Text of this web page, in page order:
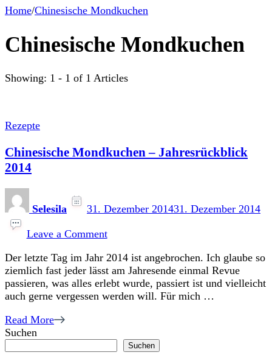
Home/Chinesische Mondkuchen
Chinesische Mondkuchen
Showing: 1 - 1 of 1 Articles
Rezepte
Chinesische Mondkuchen – Jahresrückblick
2014
Selesila 31. Dezember 201431. Dezember 2014
Leave a CommentChinesische
–
Jahresrückblick
2014
Der letzte Tag im Jahr 2014 ist angebrochen. Ich glaube so
ziemlich fast jeder lässt am Jahresende einmal Revue
passieren, was alles erlebt wurde, passiert ist und vielleicht
auch gerne vergessen werden will. Für mich …
Read More
Suchen
Suchen